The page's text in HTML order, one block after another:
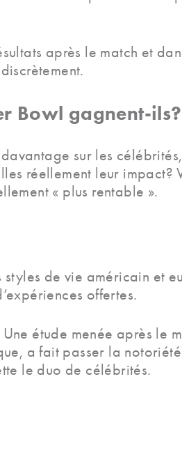
après le match et
Bowl gagnent-ils?
sur les
réellement leur impact?
« plus rentable ».
de vie américain et
offertes.
étude menée après le
a fait passer la
le duo de célébrités.